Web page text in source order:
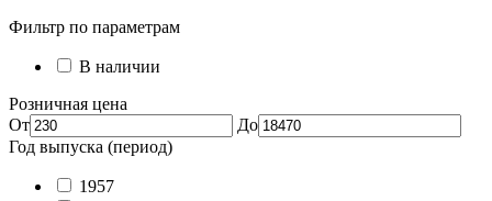
Фильтр по параметрам
В наличии
Розничная цена
От
До
Год выпуска (период)
1957